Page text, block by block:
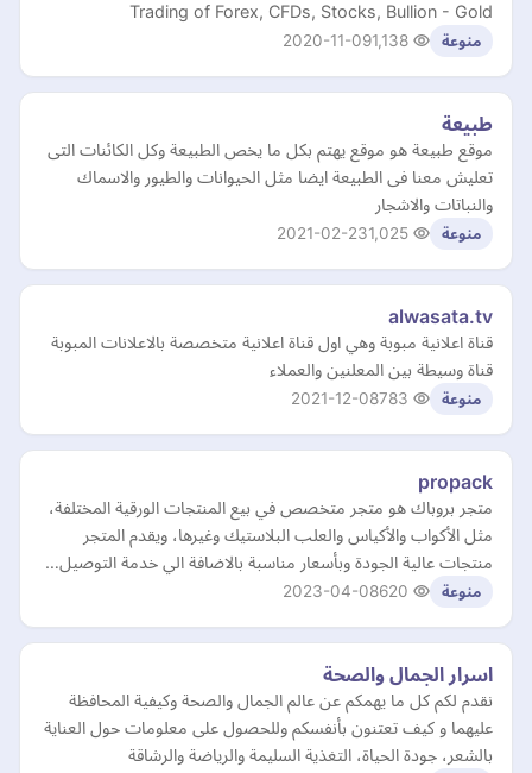
Trading of Forex, CFDs, Stocks, Bullion - Gold
منوعة 2020-11-09
طبيعة
موقع طبيعة هو موقع يهتم بكل ما يخص الطبيعة وكل الكائنات التى
تعليش معنا فى الطبيعة ايضا مثل الحيوانات والطيور والاسماك
والنباتات والاشجار
منوعة 2021-02-23
alwasata.tv
قناة اعلانية مبوبة وهي اول قناة اعلانية متخصصة بالاعلانات المبوبة
قناة وسيطة بين المعلنين والعملاء
منوعة 2021-12-08
propack
متجر بروباك هو متجر متخصص في بيع المنتجات الورقية المختلفة،
مثل الأكواب والأكياس والعلب البلاستيك وغيرها، ويقدم المتجر
منتجات عالية الجودة وبأسعار مناسبة بالاضافة الي خدمة التوصيل…
منوعة 2023-04-08
اسرار الجمال والصحة
نقدم لكم كل ما يهمكم عن عالم الجمال والصحة وكيفية المحافظة
عليهما و كيف تعتنون بأنفسكم وللحصول على معلومات حول العناية
بالشعر، جودة الحياة، التغذية السليمة والرياضة والرشاقة